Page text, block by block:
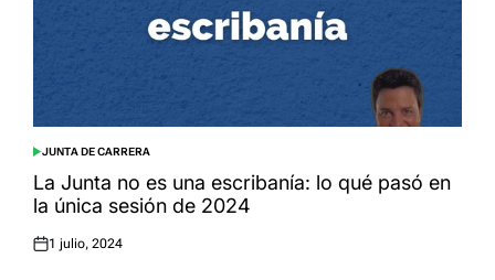
POSTED
IN
JUNTA DE CARRERA
La Junta no es una escribanía: lo qué pasó en
la única sesión de 2024
Posted
1 julio, 2024